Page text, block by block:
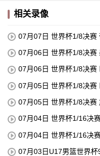
相关录像
07月07日 世界杯1/8决赛
07月06日 世界杯1/8决赛
07月06日 世界杯1/8决赛
07月05日 世界杯1/8决赛
07月05日 世界杯1/8决赛
07月04日 世界杯1/16决
07月04日 世界杯1/16决
07月03日U17男篮世界